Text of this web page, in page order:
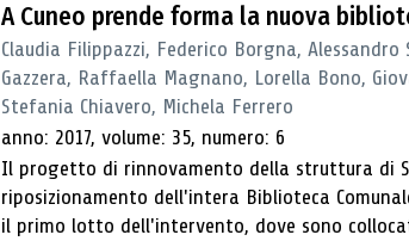
A Cuneo prende forma la nuova
Claudia Filippazzi, Federico Borgna,
Gazzera, Raffaella Magnano, Lorella Bono,
Stefania Chiavero, Michela Ferrero
anno: 2017, volume: 35, numero: 6
Il progetto di rinnovamento della struttura di
riposizionamento dell'intera Biblioteca
il primo lotto dell'intervento, dove sono